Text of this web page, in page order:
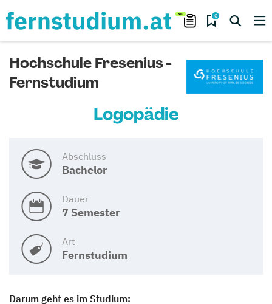
0
Hochschule Fresenius -
Fernstudium
Logopädie
Abschluss
Bachelor
Dauer
7 Semester
Art
Fernstudium
Darum geht es im Studium: